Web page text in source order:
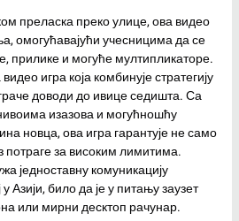
преласка преко улице, ова видео
омогућавајући учесницима да се
прилике и могуће мултипликаторе.
игра која комбинује стратегију
доводи до ивице седишта. Са
изазова и могућношћу
новца, ова игра гарантује не само
потраге за високим лимитима.
једноставну комуникацију
Азији, било да је у питању заузет
или мирни десктоп рачунар.